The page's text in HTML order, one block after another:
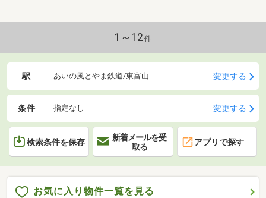
1～12 件
駅 あいの風とやま鉄道/東富山 変更する
条件 指定なし 変更する
検索条件を保存
新着メールを受
取る
アプリで探す
お気に入り物件一覧を見る